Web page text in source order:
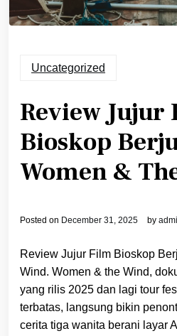
Uncategorized
Review Jujur
Bioskop
Women &
Posted on December 31, 2025 by
Review Jujur Film Bioskop
Wind. Women & the Wind,
yang rilis 2025 dan lagi tour
terbatas, langsung bikin
cerita tiga wanita berani layar